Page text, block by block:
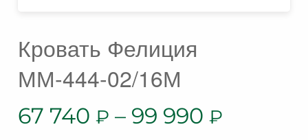
Кровать Фелиция
ММ-444-02/16М
67 740 ₽ – 99 990 ₽